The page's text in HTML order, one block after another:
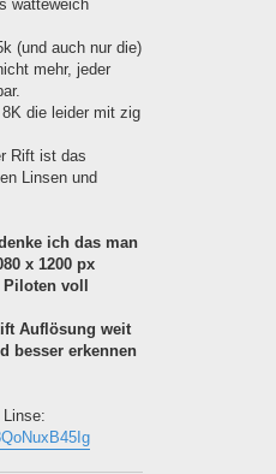
watteweich
(und auch nur die)
mehr, jeder
die leider mit zig
Rift ist das
Linsen und
ich das man
x 1200 px
voll
Auflösung weit
besser erkennen